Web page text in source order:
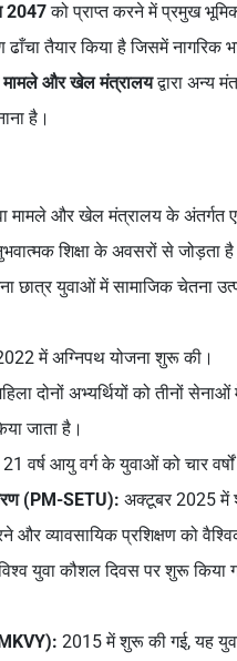
2047को प्राप्त करने में प्रमुख
तैयार किया है जिसमें नागरिक
मामले और खेल मंत्रालयद्वारा अन्य
है।
मामले और खेल मंत्रालय के अंतर्गत
शिक्षा के अवसरों से जोड़ता
छात्र युवाओं में सामाजिक चेतना
में अग्निपथ योजना शुरू की।
दोनों अभ्यर्थियों को तीनों सेनाओं
जाता है।
वर्ष आयु वर्ग के युवाओं को चार
(PM-SETU): अक्टूबर 2025 में
व्यावसायिक प्रशिक्षण को
युवा कौशल दिवस पर शुरू किया
2015 में शुरू की गई, यह